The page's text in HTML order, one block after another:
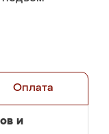
Оплата
и